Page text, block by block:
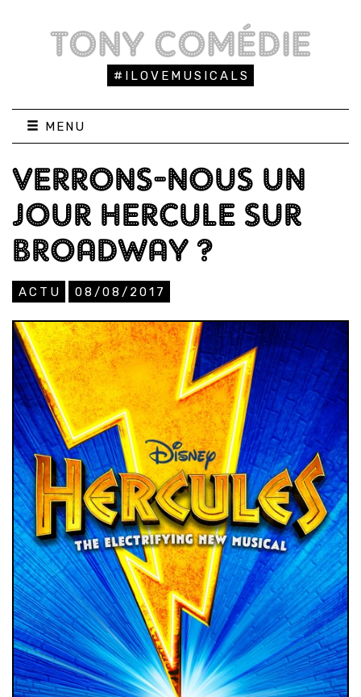
TONY COMÉDIE
#ILOVEMUSICALS
MENU
VERRONS-NOUS UN
JOUR HERCULE SUR
BROADWAY ?
ACTU 08/08/2017